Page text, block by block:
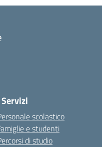
scolastico
e studenti
di studio